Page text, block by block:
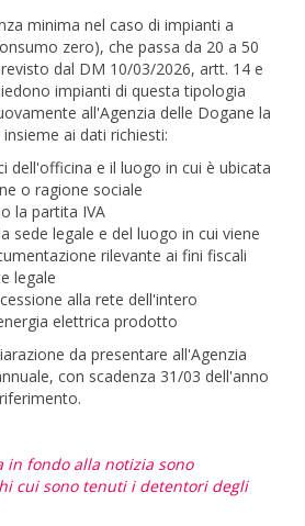
minima nel caso di impianti a
zero), che passa da 20 a 50
dal DM 10/03/2026, artt. 14 e
impianti di questa tipologia
all'Agenzia delle Dogane la
ai dati richiesti:
dell'officina e il luogo in cui è ubicata
o ragione sociale
la partita IVA
sede legale e del luogo in cui viene
rilevante ai fini fiscali
legale
alla rete dell'intero
elettrica prodotto
da presentare all'Agenzia
con scadenza 31/03 dell'anno
fondo alla notizia sono
cui sono tenuti i detentori degli